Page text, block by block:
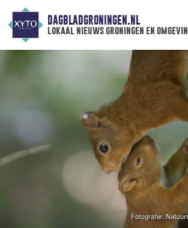
DAGBLADGRONINGEN.NL
lokaal nieuws groningen en